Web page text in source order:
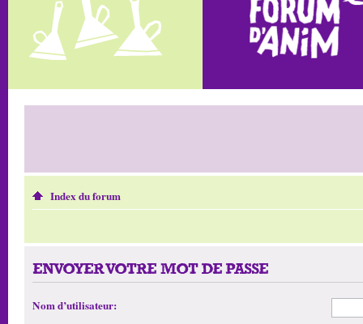
Index du forum
ENVOYER VOTRE MOT DE PASSE
Nom d’utilisateur: